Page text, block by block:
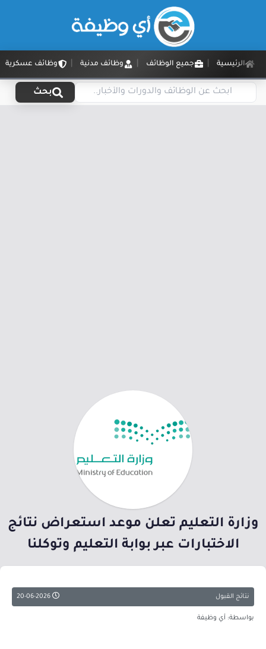
الرئيسية جميع الوظائف وظائف مدنية وظائف عسكرية
بحث
وزارة التعليم تعلن موعد استعراض نتائج
الاختبارات عبر بوابة التعليم وتوكلنا
نتائج القبول
بواسطة: أي وظيفة